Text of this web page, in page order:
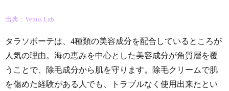
出典：Venus Lab
タラソボーテは、4種類の美容成分を配合しているところが
人気の理由。海の恵みを中心とした美容成分が角質層を覆
うことで、除毛成分から肌を守ります。除毛クリームで肌
を傷めた経験がある人でも、トラブルなく使用出来たとい